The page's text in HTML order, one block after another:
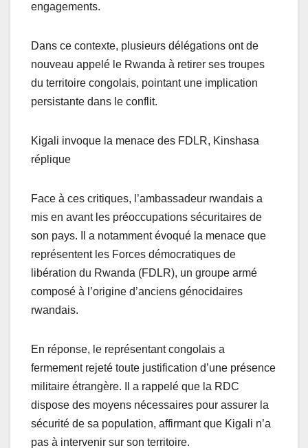
engagements.
Dans ce contexte, plusieurs délégations ont de
nouveau appelé le Rwanda à retirer ses troupes
du territoire congolais, pointant une implication
persistante dans le conflit.
Kigali invoque la menace des FDLR, Kinshasa
réplique
Face à ces critiques, l’ambassadeur rwandais a
mis en avant les préoccupations sécuritaires de
son pays. Il a notamment évoqué la menace que
représentent les Forces démocratiques de
libération du Rwanda (FDLR), un groupe armé
composé à l’origine d’anciens génocidaires
rwandais.
En réponse, le représentant congolais a
fermement rejeté toute justification d’une présence
militaire étrangère. Il a rappelé que la RDC
dispose des moyens nécessaires pour assurer la
sécurité de sa population, affirmant que Kigali n’a
pas à intervenir sur son territoire.